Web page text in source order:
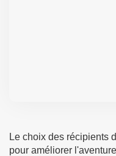
Le choix des récipients
pour améliorer